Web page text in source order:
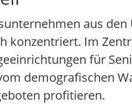
aus
konzentriert. Im
für
demografischen
profitieren.